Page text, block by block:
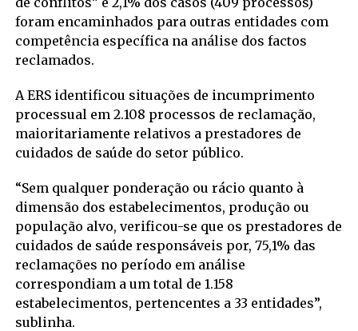
foram encaminhados para outras entidades com
competência específica na análise dos factos
reclamados.
A ERS identificou situações de incumprimento
processual em 2.108 processos de reclamação,
maioritariamente relativos a prestadores de
cuidados de saúde do setor público.
“Sem qualquer ponderação ou rácio quanto à
dimensão dos estabelecimentos, produção ou
população alvo, verificou-se que os prestadores de
cuidados de saúde responsáveis por, 75,1% das
reclamações no período em análise
correspondiam a um total de 1.158
estabelecimentos, pertencentes a 33 entidades”,
sublinha.